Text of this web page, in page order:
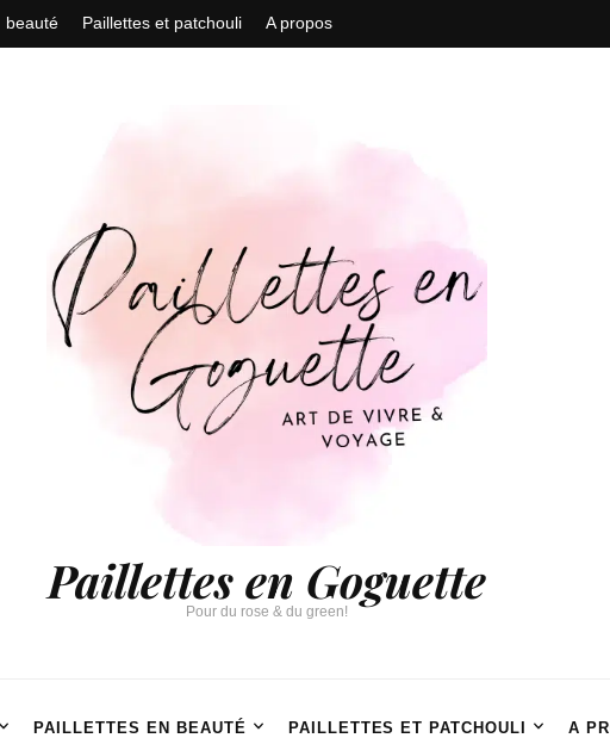
beauté Paillettes et patchouli A propos
Paillettes en Goguette
Pour du rose & du green!
PAILLETTES EN BEAUTÉ PAILLETTES ET PATCHOULI A